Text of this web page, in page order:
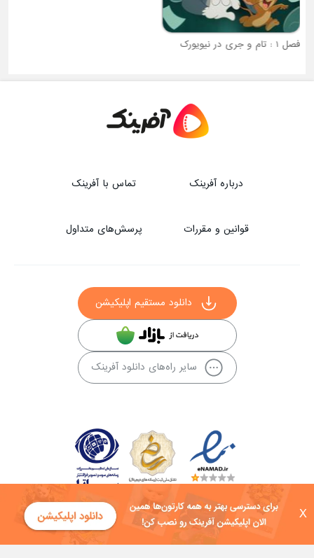
X
فصل 1 : تام و جری در نیویورک
درباره آفرینک تماس با آفرینک
قوانین و مقررات پرسش‌های متداول
دانلود مستقیم اپلیکیشن
سایر راه‌های دانلود آفرینک
کلیه حقوق این سایت به شرکت توسعه فناوی هفت آسمان توکان تعلق دارد و